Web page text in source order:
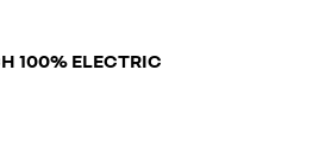
100% ELECTRIC